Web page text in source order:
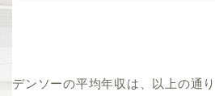
デンソーの平均年収は、以上の通り